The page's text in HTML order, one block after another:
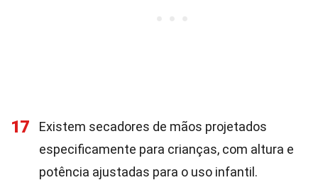
17
Existem secadores de mãos projetados
especificamente para crianças, com altura e
potência ajustadas para o uso infantil.